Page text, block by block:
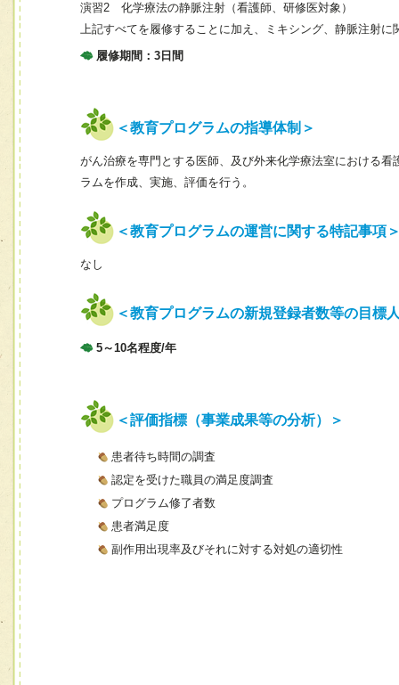
演習2 化学療法の静脈注射（看護師、研修医対象）
上記すべてを履修することに加え、ミキシング、静脈注射
履修期間：3日間
＜教育プログラムの指導体制＞
がん治療を専門とする医師、及び外来化学療法室における
ラムを作成、実施、評価を行う。
＜教育プログラムの運営に関する特記事項
なし
＜教育プログラムの新規登録者数等の目標
5～10名程度/年
＜評価指標（事業成果等の分析）＞
患者待ち時間の調査
認定を受けた職員の満足度調査
プログラム修了者数
患者満足度
副作用出現率及びそれに対する対処の適切性